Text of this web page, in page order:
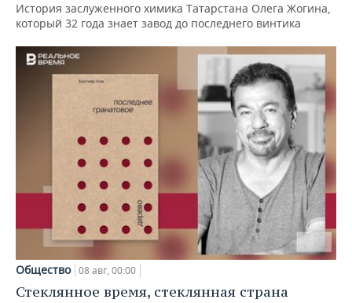
История заслуженного химика Татарстана Олега Жогина,
который 32 года знает завод до последнего винтика
Общество 08 авг, 00:00
Стеклянное время, стеклянная страна